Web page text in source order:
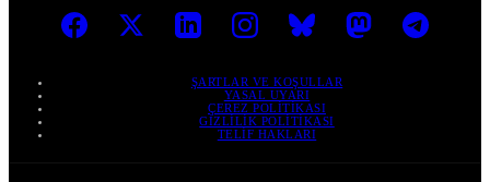
ŞARTLAR VE KOŞULLAR
YASAL UYARI
ÇEREZ POLITIKASI
GIZLILIK POLITIKASI
TELIF HAKLARI